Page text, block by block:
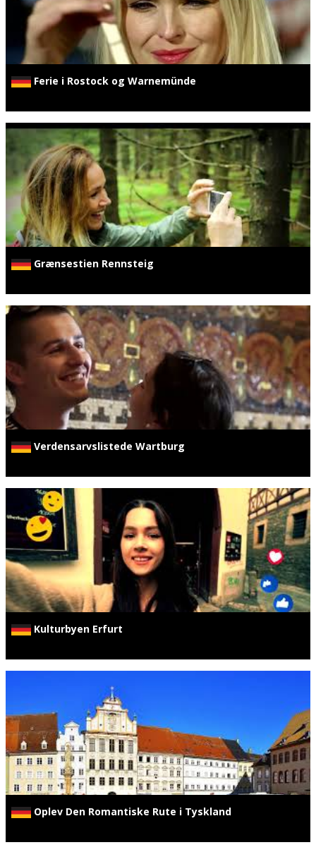
Ferie i Rostock og Warnemünde
Grænsestien Rennsteig
Verdensarvslistede Wartburg
Kulturbyen Erfurt
Oplev Den Romantiske Rute i Tyskland